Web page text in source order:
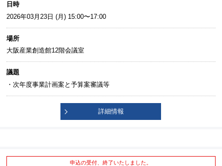
日時
2026年03月23日 (月) 15:00〜17:00
場所
大阪産業創造館12階会議室
議題
・次年度事業計画案と予算案審議等
詳細情報
申込の受付、終了いたしました。